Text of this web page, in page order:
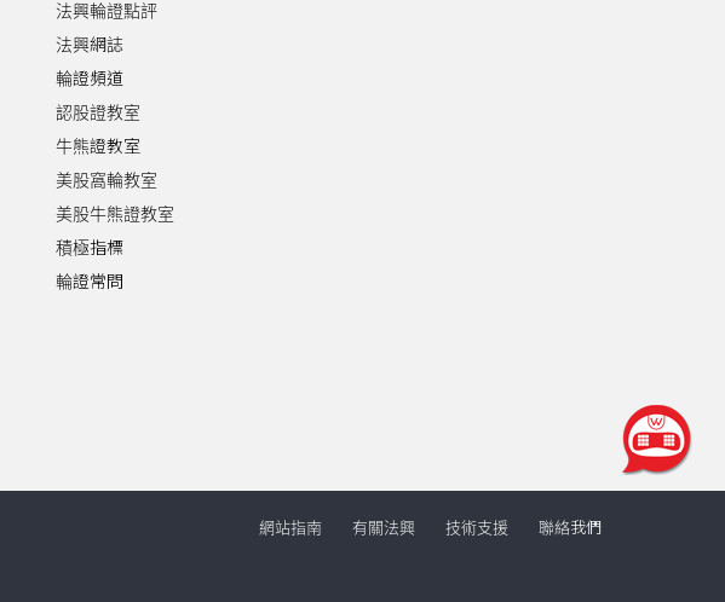
法興輪證點評
法興網誌
輪證頻道
認股證教室
牛熊證教室
美股窩輪教室
美股牛熊證教室
積極指標
輪證常問
網站指南 有關法興 技術支援 聯絡我們